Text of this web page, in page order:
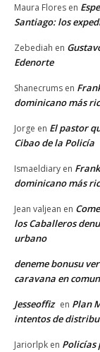
Maura Flores en
Santiago: los
Zebediah en
Edenorte
Shanecrums en
dominicano más
Jorge en El pastor
Cibao de la Policía
Ismaeldiary en
dominicano más
Jean valjean en
los Caballeros
urbano
deneme bonusu
caravana en
Jesseoffiz en Plan
intentos de
Jariorlpk en Policías